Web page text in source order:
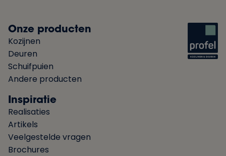
Onze producten
Kozijnen
Deuren
Schuifpuien
Andere producten
Inspiratie
Realisaties
Artikels
Veelgestelde vragen
Brochures